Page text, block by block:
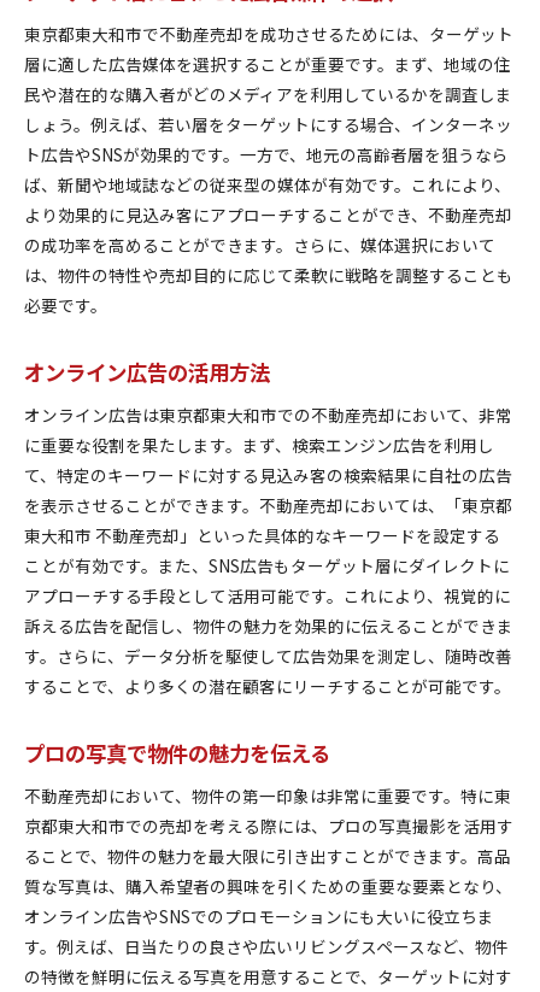
東京都東大和市で不動産売却を成功させるためには、ターゲット
層に適した広告媒体を選択することが重要です。まず、地域の住
民や潜在的な購入者がどのメディアを利用しているかを調査しま
しょう。例えば、若い層をターゲットにする場合、インターネッ
ト広告やSNSが効果的です。一方で、地元の高齢者層を狙うなら
ば、新聞や地域誌などの従来型の媒体が有効です。これにより、
より効果的に見込み客にアプローチすることができ、不動産売却
の成功率を高めることができます。さらに、媒体選択において
は、物件の特性や売却目的に応じて柔軟に戦略を調整することも
必要です。
オンライン広告の活用方法
オンライン広告は東京都東大和市での不動産売却において、非常
に重要な役割を果たします。まず、検索エンジン広告を利用し
て、特定のキーワードに対する見込み客の検索結果に自社の広告
を表示させることができます。不動産売却においては、「東京都
東大和市 不動産売却」といった具体的なキーワードを設定する
ことが有効です。また、SNS広告もターゲット層にダイレクトに
アプローチする手段として活用可能です。これにより、視覚的に
訴える広告を配信し、物件の魅力を効果的に伝えることができま
す。さらに、データ分析を駆使して広告効果を測定し、随時改善
することで、より多くの潜在顧客にリーチすることが可能です。
プロの写真で物件の魅力を伝える
不動産売却において、物件の第一印象は非常に重要です。特に東
京都東大和市での売却を考える際には、プロの写真撮影を活用す
ることで、物件の魅力を最大限に引き出すことができます。高品
質な写真は、購入希望者の興味を引くための重要な要素となり、
オンライン広告やSNSでのプロモーションにも大いに役立ちま
す。例えば、日当たりの良さや広いリビングスペースなど、物件
の特徴を鮮明に伝える写真を用意することで、ターゲットに対す